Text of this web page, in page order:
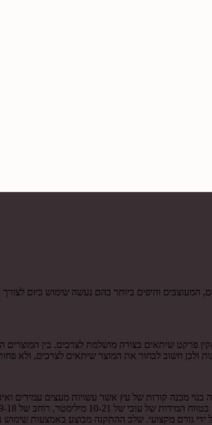
והיפים ביותר בהם נעשה שימוש כיום
פרקט שיתאים בצורה מושלמת לצרכים. בין המוצרים
חשוב לבחור את המוצר שיתאים לצרכים, ולא
מכנה קורות של עץ אשר עשויות מעצים עמידים
גורם מקצועי. שלב ההתקנה מבוצע באמצעות